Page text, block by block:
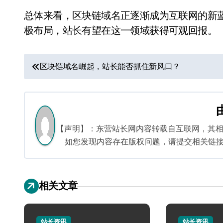
总体来看，区块链域名正逐渐成为互联网的
极布局，站长有望在这一领域获得可观回报。
文
章
导
航
区块链域名崛起，站长能否抓住新风口？
【声明】：东营站长网内容转载自互联网，
如您发现内容存在版权问题，请提交相关链
相关文章